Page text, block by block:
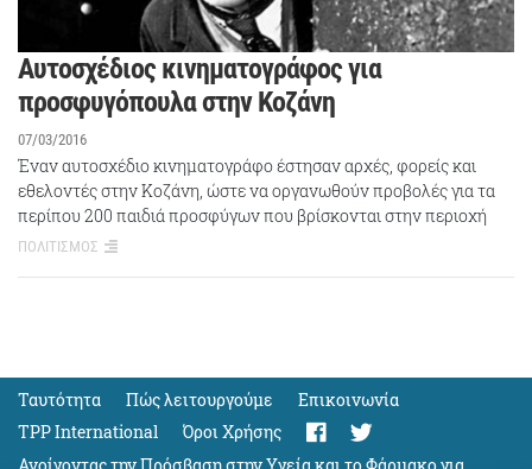
Αυτοσχέδιος κινηματογράφος για
προσφυγόπουλα στην Κοζάνη
07/03/2016
Έναν αυτοσχέδιο κινηματογράφο έστησαν αρχές, φορείς και
εθελοντές στην Κοζάνη, ώστε να οργανωθούν προβολές για τα
περίπου 200 παιδιά προσφύγων που βρίσκονται στην περιοχή
ΠΟΛΙΤΙΣΜΟΣ
Ταυτότητα Πώς λειτουργούμε
Eπικοινωνία
TPP International
Όροι Χρήσης